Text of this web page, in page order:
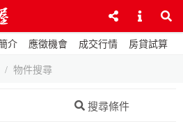
介 應徵機會 成交行情 房貸試算
物件搜尋
搜尋條件